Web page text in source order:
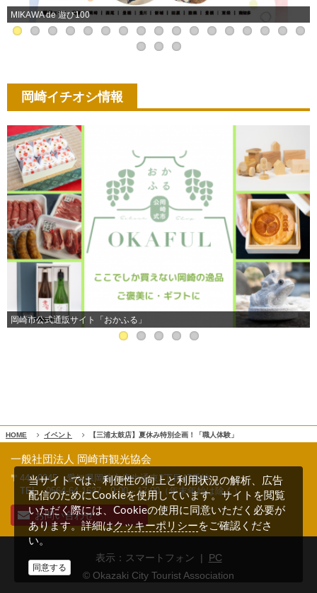
MIKAWA de 遊び100
岡崎イチオシ情報
岡崎市公式通販サイト「おかふる」
HOME イベント 【三浦太鼓店】夏休み特別企画！「職人体験」
一般社団法人 岡崎市観光協会
〒444-0045 愛知県岡崎市康生通東2丁目47番地
TEL 0564-64-1637 9:00～17:00（年末年始は除く）
お問い合わせ
表示：スマートフォン | PC
© Okazaki City Tourist Association
当サイトでは、利便性の向上と利用状況の解析、広告
配信のためにCookieを使用しています。サイトを閲覧
いただく際には、Cookieの使用に同意いただく必要が
あります。詳細はクッキーポリシー をご確認くださ
い。
同意する